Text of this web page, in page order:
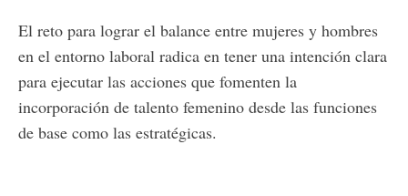
El reto para lograr el balance entre mujeres y hombres
en el entorno laboral radica en tener una intención clara
para ejecutar las acciones que fomenten la
incorporación de talento femenino desde las funciones
de base como las estratégicas.